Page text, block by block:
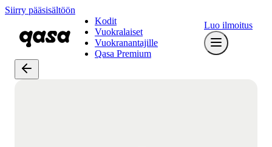
Siirry pääsisältöön
Kodit
Vuokralaiset
Vuokranantajille
Qasa Premium
Luo ilmoitus